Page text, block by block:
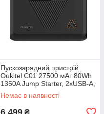
Пускозарядний пристрій
Oukitel C01 27500 мАг 80Wh
1350A Jump Starter, 2xUSB-A,
USB-C, DC Black
Немає в наявності
6 499 ₴